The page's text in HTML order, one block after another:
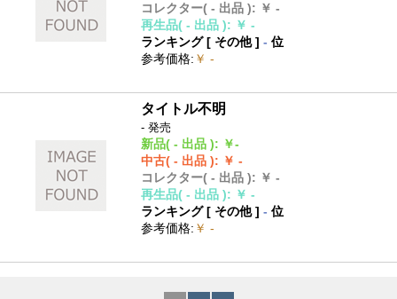
コレクター( - 出品 ): ￥ -
再生品( - 出品 ): ￥ -
ランキング [ その他]- 位
参考価格: ￥ -
タイトル不明
- 発売
新品( - 出品 ): ￥-
中古( - 出品 ): ￥ -
コレクター( - 出品 ): ￥ -
再生品( - 出品 ): ￥ -
ランキング [ その他]- 位
参考価格: ￥ -